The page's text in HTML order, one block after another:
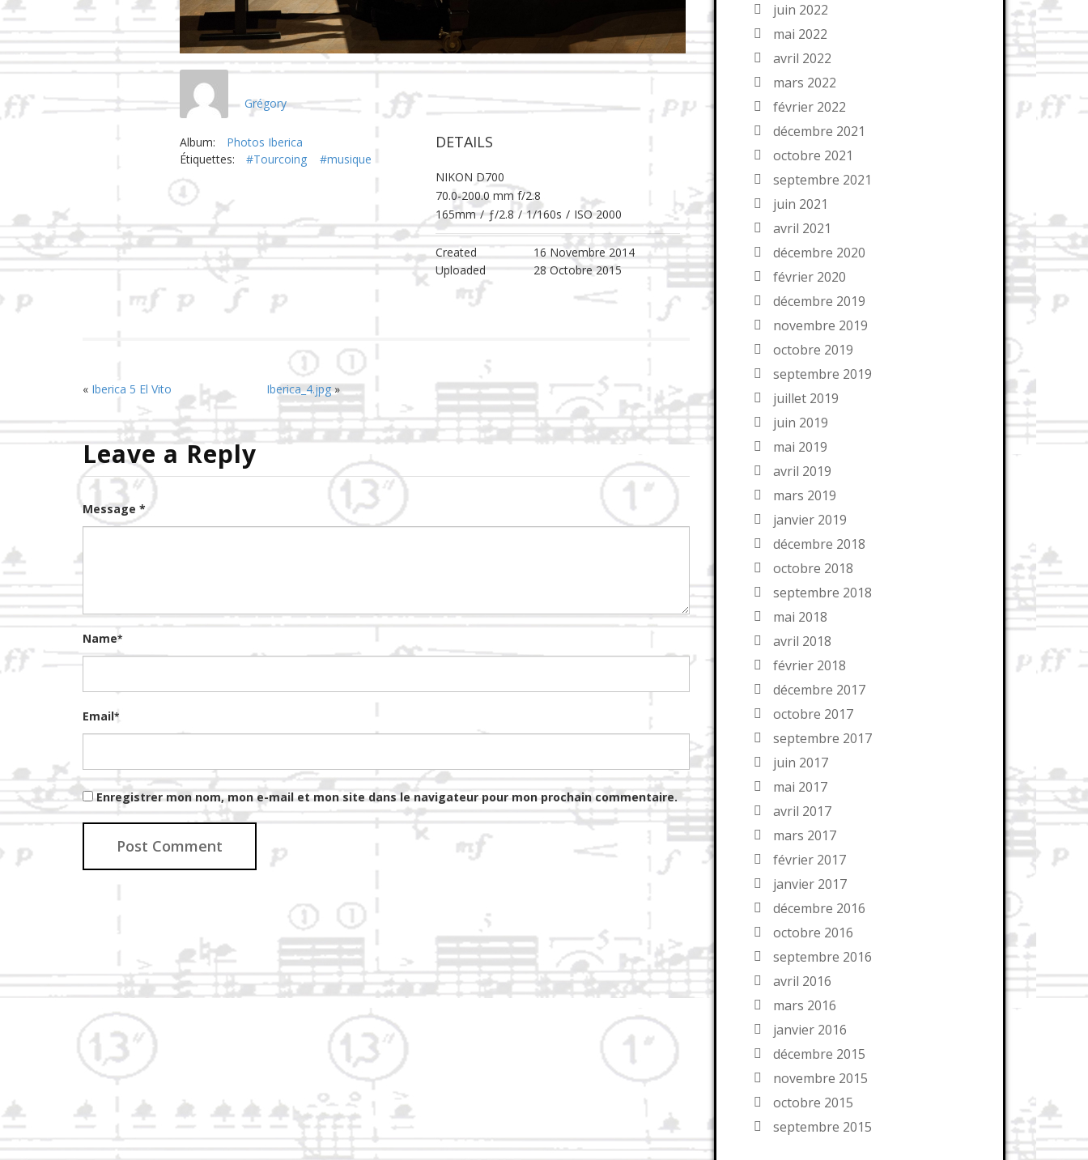
Grégory
Album:
Photos Iberica
Étiquettes:
#Tourcoing #musique
DETAILS
NIKON D700
70.0-200.0 mm f/2.8
165mm / ƒ/2.8 / 1/160s / ISO 2000
Created
16 Novembre 2014
Uploaded
28 Octobre 2015
« Iberica 5 El Vito Iberica_4.jpg»
Leave a Reply
Message *
Name*
Email*
Enregistrer mon nom, mon e-mail et mon site dans le navigateur pour mon prochain commentaire.
juin 2022
mai 2022
avril 2022
mars 2022
février 2022
décembre 2021
octobre 2021
septembre 2021
juin 2021
avril 2021
décembre 2020
février 2020
décembre 2019
novembre 2019
octobre 2019
septembre 2019
juillet 2019
juin 2019
mai 2019
avril 2019
mars 2019
janvier 2019
décembre 2018
octobre 2018
septembre 2018
mai 2018
avril 2018
février 2018
décembre 2017
octobre 2017
septembre 2017
juin 2017
mai 2017
avril 2017
mars 2017
février 2017
janvier 2017
décembre 2016
octobre 2016
septembre 2016
avril 2016
mars 2016
janvier 2016
décembre 2015
novembre 2015
octobre 2015
septembre 2015